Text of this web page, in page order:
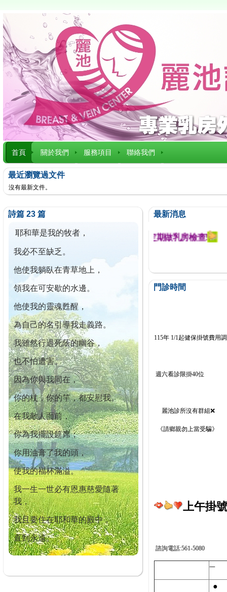
首頁 關於我們 服務項目 聯絡我們
最近瀏覽過文件
沒有最新文件。
詩篇 23 篇
耶和華是我的牧者，
我必不至缺乏。
他使我躺臥在青草地上，
領我在可安歇的水邊。
他使我的靈魂甦醒，
為自己的名引導我走義路。
我雖然行過死蔭的幽谷，
也不怕遭害。
因為你與我同在，
你的杖，你的竿，都安慰我。
在我敵人面前，
你為我擺設筵席；
你用油膏了我的頭，
使我的福杯滿溢。
我一生一世必有恩惠慈愛隨著
我，
我且要住在耶和華的殿中，
直到永遠。
最新消息
迄今已篩檢出1700位乳癌患者,提醒您定期做乳房檢查!
門診時間
115年 1/1起健保掛號費用
週六看診限掛40位
麗池診所沒有群組❌
《請鄉親勿上當受騙》
上午掛
諮詢電話:561-5080
一
●